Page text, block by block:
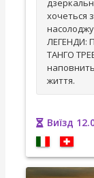
хочеться
ЛЕГЕНДИ:
ТАНГО
життя.
Виїзд